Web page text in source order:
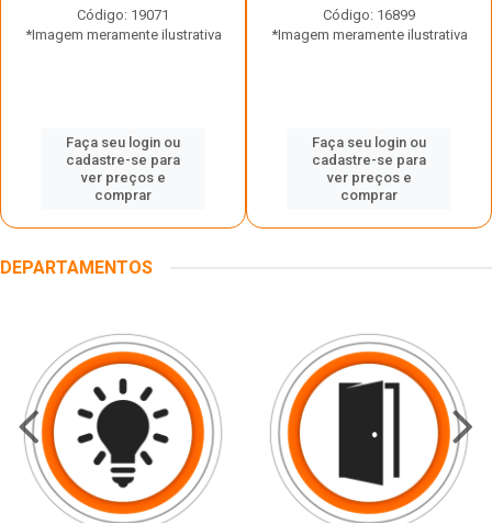
Código: 19071
*Imagem meramente ilustrativa
Faça seu login ou
cadastre-se para
ver preços e
comprar
Código: 16899
*Imagem meramente ilustrativa
Faça seu login ou
cadastre-se para
ver preços e
comprar
DEPARTAMENTOS